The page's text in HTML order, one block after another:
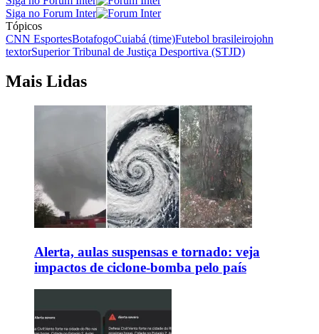
Siga no Forum Inter
Tópicos
CNN EsportesBotafogoCuiabá (time)Futebol brasileirojohn
textorSuperior Tribunal de Justiça Desportiva (STJD)
Mais Lidas
Alerta, aulas suspensas e tornado: veja
impactos de ciclone-bomba pelo país